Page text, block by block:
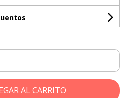
AL CARRITO